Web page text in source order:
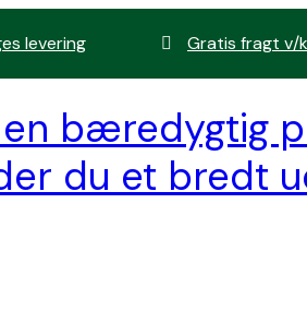
levering Gratis fragt v/
bæredygtig
du et bredt